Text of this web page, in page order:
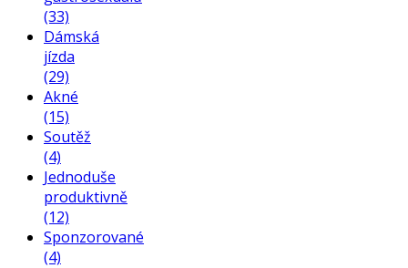
(33)
Dámská
jízda
(29)
Akné
(15)
Soutěž
(4)
Jednoduše
produktivně
(12)
Sponzorované
(4)